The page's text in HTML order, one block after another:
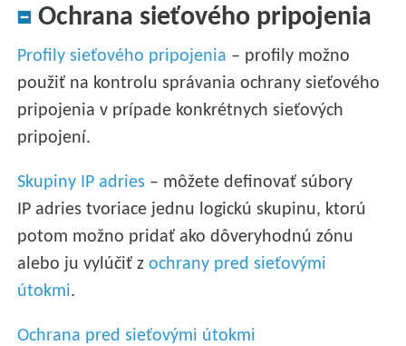
Ochrana sieťového pripojenia
Profily sieťového pripojenia – profily možno
použiť na kontrolu správania ochrany sieťového
pripojenia v prípade konkrétnych sieťových
pripojení.
Skupiny IP adries – môžete definovať súbory
IP adries tvoriace jednu logickú skupinu, ktorú
potom možno pridať ako dôveryhodnú zónu
alebo ju vylúčiť zochrany pred sieťovými
útokmi.
Ochrana pred sieťovými útokmi